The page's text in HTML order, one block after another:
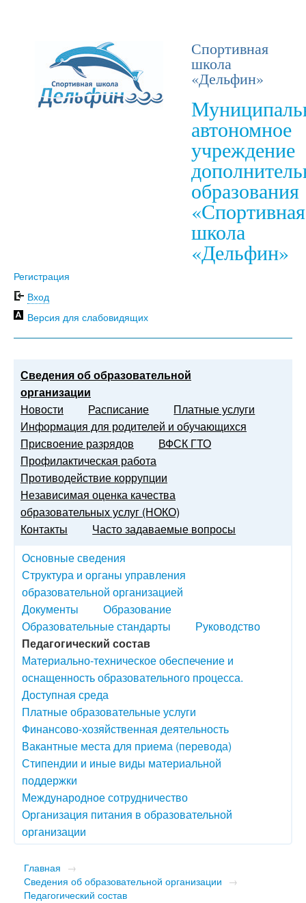
Спортивная
школа
«Дельфин»
автономное
учреждение
образования
«Спортивная
школа
«Дельфин»
Регистрация
Вход
Версия для слабовидящих
Сведения об образовательной
организации
Новости
Расписание
Платные услуги
Информация для родителей и обучающихся
Присвоение разрядов
ВФСК ГТО
Профилактическая работа
Противодействие коррупции
Независимая оценка качества
образовательных услуг (НОКО)
Контакты
Часто задаваемые вопросы
Основные сведения
Структура и органы управления
образовательной организацией
Документы
Образование
Образовательные стандарты
Руководство
Педагогический состав
Материально-техническое обеспечение и
оснащенность образовательного процесса.
Доступная среда
Платные образовательные услуги
Финансово-хозяйственная деятельность
Вакантные места для приема (перевода)
Стипендии и иные виды материальной
поддержки
Международное сотрудничество
Организация питания в образовательной
организации
Главная →
Сведения об образовательной организации →
Педагогический состав